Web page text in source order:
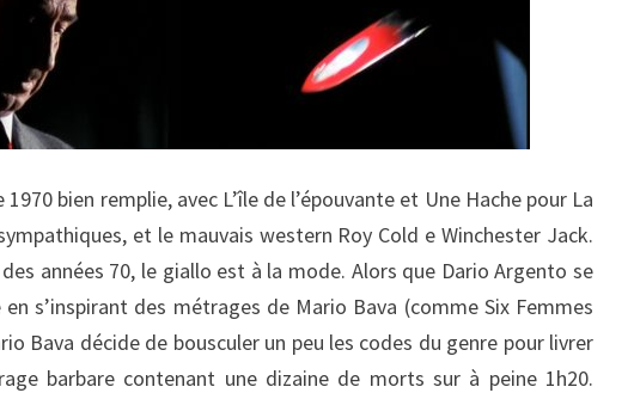
bien remplie, avec L’île de l’épouvante et Une Hache pour La
et le mauvais western Roy Cold e Winchester Jack.
années 70, le giallo est à la mode. Alors que Dario Argento se
s’inspirant des métrages de Mario Bava (comme Six Femmes
Bava décide de bousculer un peu les codes du genre pour livrer
barbare contenant une dizaine de morts sur à peine 1h20.